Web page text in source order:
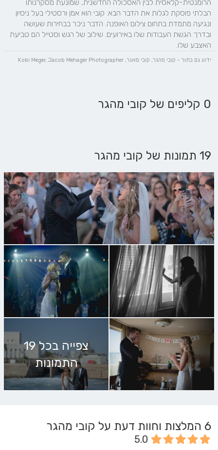
האצבע שלו.
ידוע גם בתור - קובי מהגר, קובי מאגר, Kobi Meger, ‎Jacob Mehager Photographer
0 קליפים של קובי מהגר
19 תמונות של קובי מהגר
צפייה בכל 19
התמונות
6 המלצות וחוות דעת על קובי מהגר
5.0